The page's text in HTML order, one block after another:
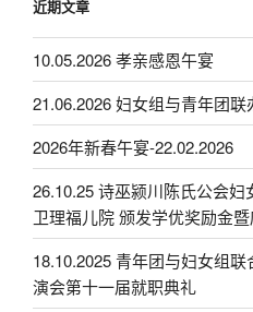
近期文章
10.05.2026 孝亲感恩午宴
21.06.2026 妇女组与青年团
2026年新春午宴-22.02.2026
26.10.25 诗巫颍川陈氏公会
卫理福儿院 颁发学优奖励金
18.10.2025 青年团与妇女组
演会第十一届就职典礼